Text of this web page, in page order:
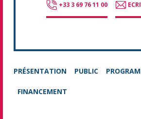
+33 3 69 76 11 00
PRÉSENTATION PUBLIC
FINANCEMENT